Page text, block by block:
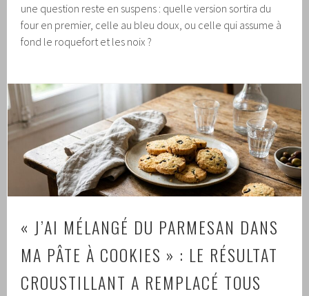
une question reste en suspens : quelle version sortira du
four en premier, celle au bleu doux, ou celle qui assume à
fond le roquefort et les noix ?
« J’AI MÉLANGÉ DU PARMESAN DANS
MA PÂTE À COOKIES » : LE RÉSULTAT
CROUSTILLANT A REMPLACÉ TOUS